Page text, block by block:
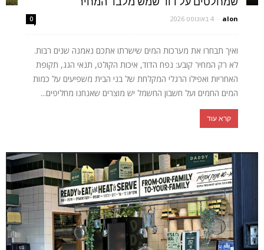
alon
- 4 באוגוסט 2026 0
ואיך תבחרו את מערכות המים שישרתו אתכם נאמנה שנים רבות.
לא רק המחיר קובע: נפח הדוד, איכות הקולט, תנאי הגג, תקופת
האחריות ואפילו הרגלי המקלחת של בני הבית משפיעים על כמות
המים החמים ועל חשבון החשמל יש מוצרים שאנחנו מחליפים...
קרא עוד